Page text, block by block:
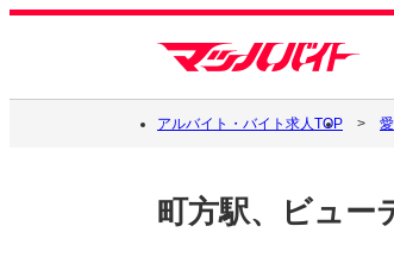
アルバイト・バイト求人TOP
町方駅、ビュー